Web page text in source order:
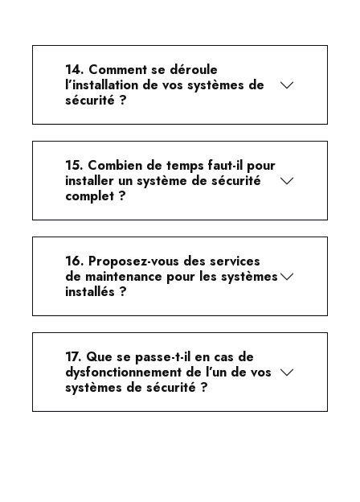
14. Comment se déroule
l’installation de vos systèmes de
sécurité ?
15. Combien de temps faut-il pour
installer un système de sécurité
complet ?
16. Proposez-vous des services
de maintenance pour les systèmes
installés ?
17. Que se passe-t-il en cas de
dysfonctionnement de l’un de vos
systèmes de sécurité ?